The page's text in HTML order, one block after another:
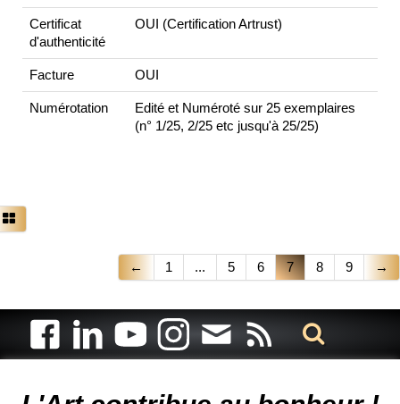
Certificat
d'authenticité
OUI (Certification Artrust)
Facture OUI
Numérotation
Edité et Numéroté sur 25 exemplaires
(n° 1/25, 2/25 etc jusqu'à 25/25)
← 1 ... 5 6 7 8 9 →